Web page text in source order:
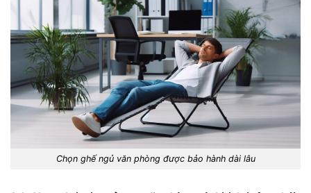
Chọn ghế ngủ văn phòng được bảo hành dài lâu